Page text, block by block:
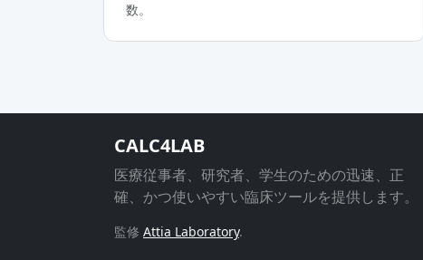
数。
CALC4LAB
医療従事者、研究者、学生のための迅速、正
確、かつ使いやすい臨床ツールを提供します。
監修 Attia Laboratory.